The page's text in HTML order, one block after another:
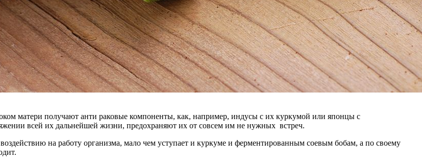
матери получают анти раковые компоненты, как, например, индусы с их куркумой или японцы с
всей их дальнейшей жизни, предохраняют их от совсем им не нужных встреч.
на работу организма, мало чем уступает и куркуме и ферментированным соевым бобам, а по своему